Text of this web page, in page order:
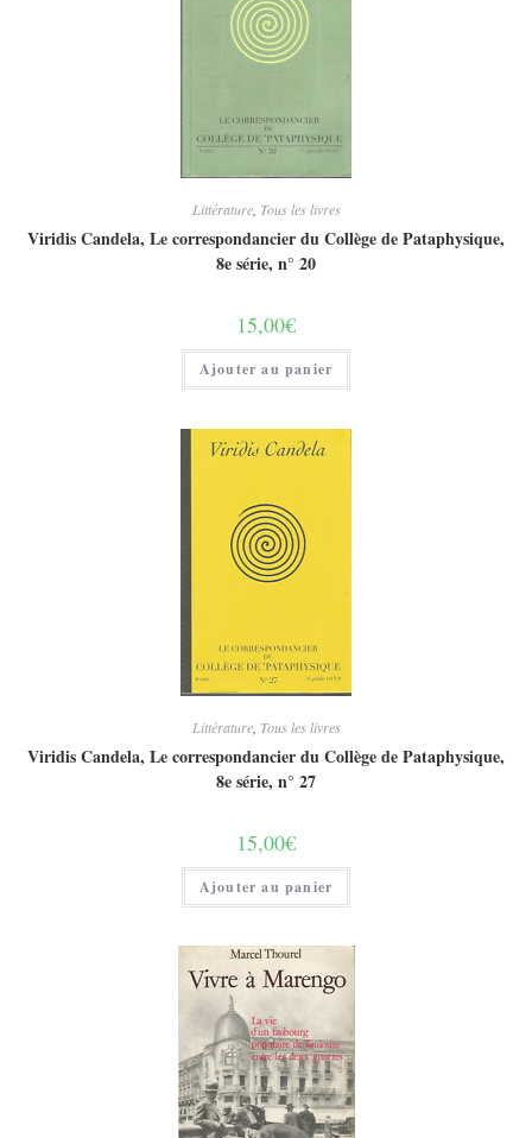
Littérature, Tous les livres
Viridis Candela, Le correspondancier du Collège de Pataphysique,
8e série, n° 20
15,00€
Ajouter au panier
Littérature, Tous les livres
Viridis Candela, Le correspondancier du Collège de Pataphysique,
8e série, n° 27
15,00€
Ajouter au panier